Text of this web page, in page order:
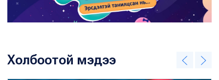
Холбоотой мэдээ